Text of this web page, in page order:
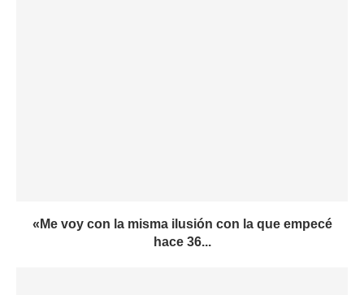
«Me voy con la misma ilusión con la que empecé
hace 36...